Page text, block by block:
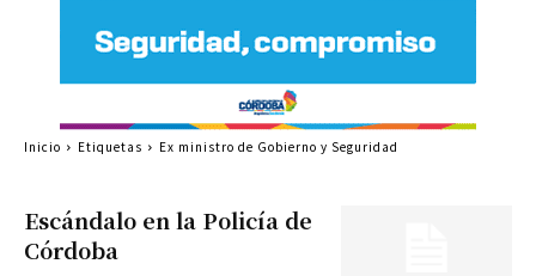
Escándalo en la Policía de
Córdoba
Inicio Etiquetas Ex ministro de Gobierno y Seguridad